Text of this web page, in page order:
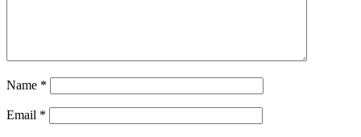
Name *
Email *